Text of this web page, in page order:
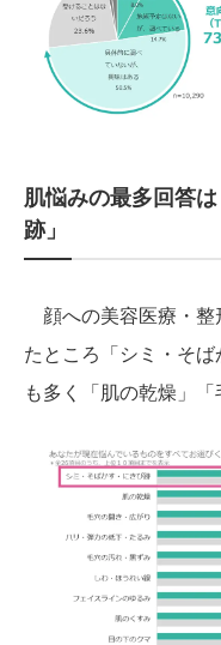
肌悩みの最多回答
跡」
顔への美容医療・整
たところ「シミ・そ
も多く「肌の乾燥」「